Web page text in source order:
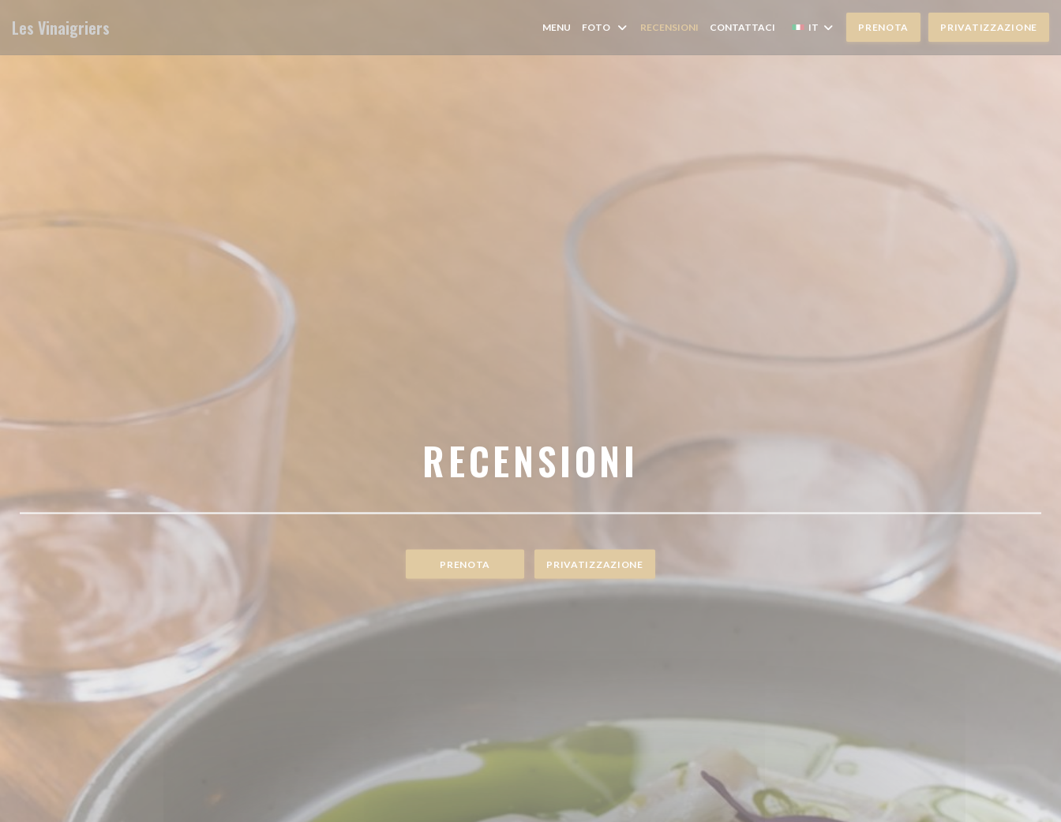
Les Vinaigriers MENU FOTO RECENSIONI CONTATTACI IT PRENOTA PRIVATIZZAZIONE
RECENSIONI
PRENOTA PRIVATIZZAZIONE